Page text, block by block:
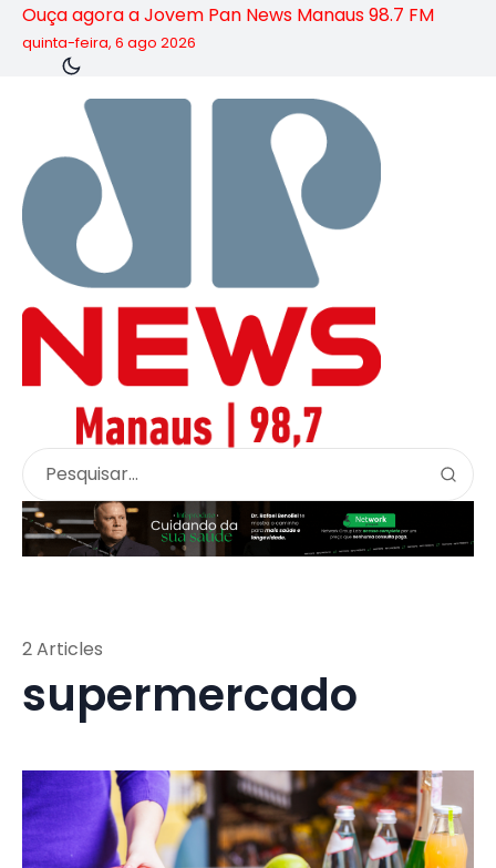
Ouça agora a Jovem Pan News Manaus 98.7 FM
quinta-feira, 6 ago 2026
supermercado
2 Articles